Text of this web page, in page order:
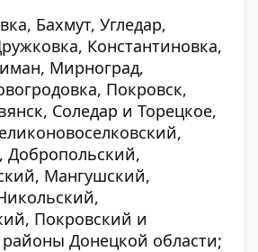
Бахмут, Угледар,
Константиновка,
Мирноград,
Покровск,
Соледар и Торецкое,
Добропольский,
Мангушский,
Покровский и
Донецкой области;